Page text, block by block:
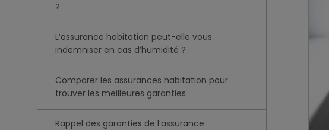
?
L’assurance habitation peut-elle vous
indemniser en cas d’humidité ?
Comparer les assurances habitation pour
trouver les meilleures garanties
Rappel des garanties de l’assurance